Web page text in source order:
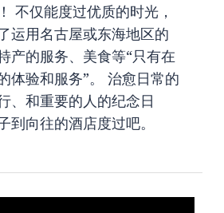
不仅能度过优质的时光，
运用名古屋或东海地区的
产的服务、美食等“只有在
体验和服务”。 治愈日常的
、和重要的人的纪念日
到向往的酒店度过吧。